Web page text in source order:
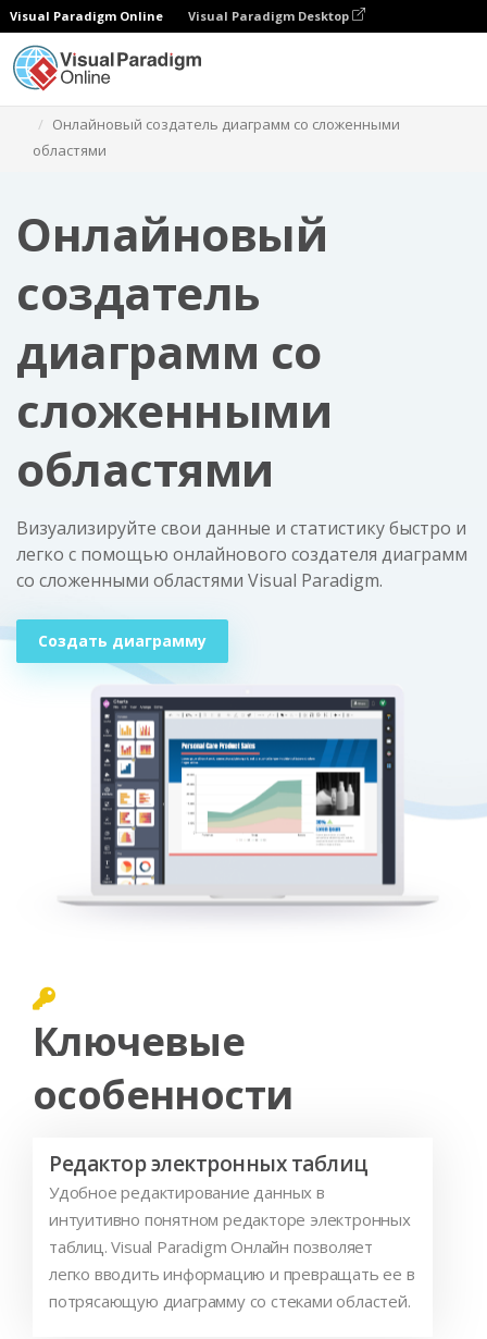
Visual Paradigm Online Visual Paradigm Desktop
Онлайновый создатель диаграмм со сложенными
областями
Онлайновый
создатель
диаграмм со
сложенными
областями
Визуализируйте свои данные и статистику быстро и
легко с помощью онлайнового создателя диаграмм
со сложенными областями Visual Paradigm.
Создать диаграмму
Ключевые
особенности
Редактор электронных таблиц
Удобное редактирование данных в
интуитивно понятном редакторе электронных
таблиц. Visual Paradigm Онлайн позволяет
легко вводить информацию и превращать ее в
потрясающую диаграмму со стеками областей.